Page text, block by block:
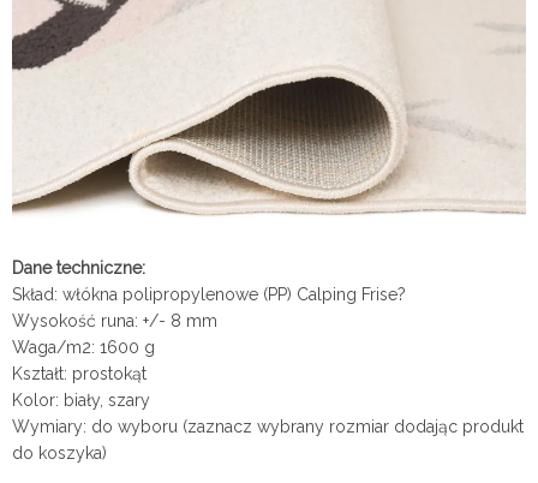
Dane techniczne:
Skład: włókna polipropylenowe (PP) Calping Frise?
Wysokość runa: +/- 8 mm
Waga/m2: 1600 g
Kształt: prostokąt
Kolor: biały, szary
Wymiary: do wyboru (zaznacz wybrany rozmiar dodając produkt
do koszyka)